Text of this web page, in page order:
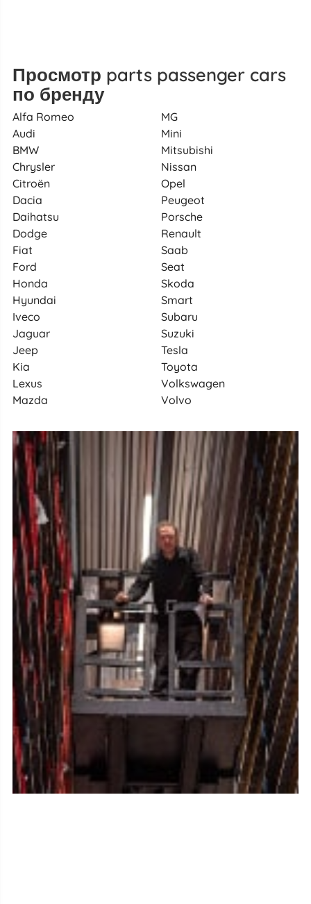
Просмотр parts passenger cars
по бренду
Alfa Romeo
Audi
BMW
Chrysler
Citroën
Dacia
Daihatsu
Dodge
Fiat
Ford
Honda
Hyundai
Iveco
Jaguar
Jeep
Kia
Lexus
Mazda
MG
Mini
Mitsubishi
Nissan
Opel
Peugeot
Porsche
Renault
Saab
Seat
Skoda
Smart
Subaru
Suzuki
Tesla
Toyota
Volkswagen
Volvo